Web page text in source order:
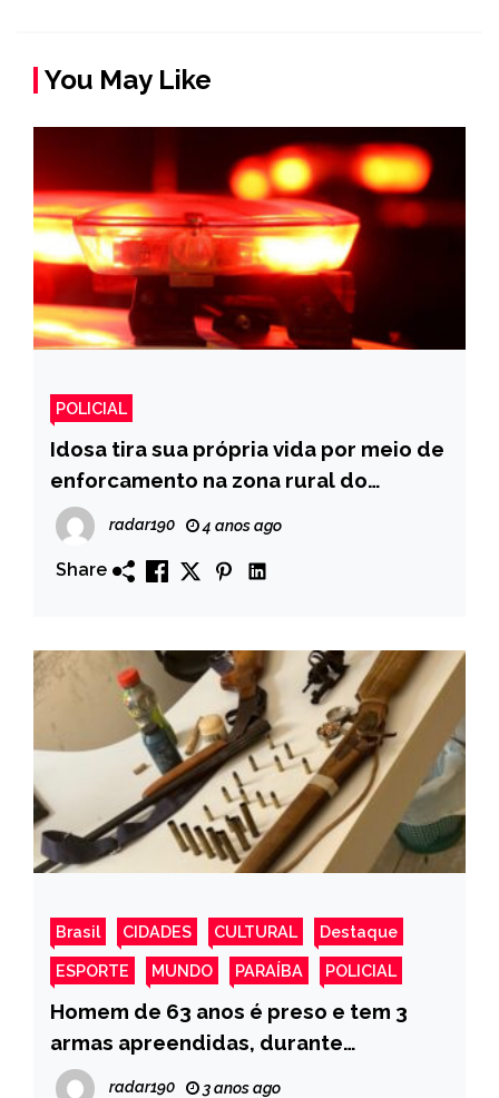
You May Like
POLICIAL
Idosa tira sua própria vida por meio de
enforcamento na zona rural do
município de Piancó
radar190 4 anos ago
Share
Brasil CIDADES CULTURAL Destaque
ESPORTE MUNDO PARAÍBA POLICIAL
Homem de 63 anos é preso e tem 3
armas apreendidas, durante
cumprimento de mandado judicial, no
radar190 3 anos ago